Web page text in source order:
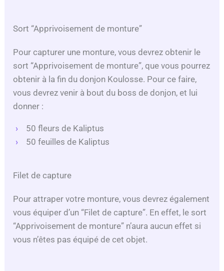
Sort “Apprivoisement de monture”
Pour capturer une monture, vous devrez obtenir le
sort “Apprivoisement de monture”, que vous pourrez
obtenir à la fin du donjon Koulosse. Pour ce faire,
vous devrez venir à bout du boss de donjon, et lui
donner :
50 fleurs de Kaliptus
50 feuilles de Kaliptus
Filet de capture
Pour attraper votre monture, vous devrez également
vous équiper d’un “Filet de capture”. En effet, le sort
“Apprivoisement de monture” n’aura aucun effet si
vous n’êtes pas équipé de cet objet.